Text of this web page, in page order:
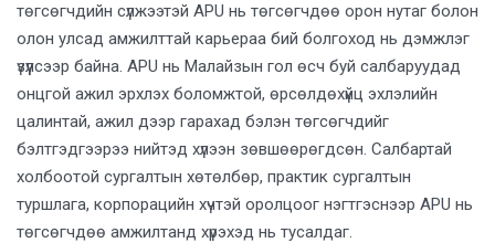
төгсөгчдийн сүлжээтэй APU нь төгсөгчдөө орон нутаг болон
олон улсад амжилттай карьераа бий болгоход нь дэмжлэг
үзүүлсээр байна. APU нь Малайзын гол өсч буй салбаруудад
онцгой ажил эрхлэх боломжтой, өрсөлдөхүйц эхлэлийн
цалинтай, ажил дээр гарахад бэлэн төгсөгчдийг
бэлтгэдгээрээ нийтэд хүлээн зөвшөөрөгдсөн. Салбартай
холбоотой сургалтын хөтөлбөр, практик сургалтын
туршлага, корпорацийн хүчтэй оролцоог нэгтгэснээр APU нь
төгсөгчдөө амжилтанд хүрэхэд нь тусалдаг.